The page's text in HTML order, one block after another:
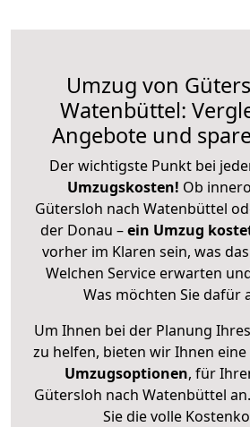
Umzug von
Watenbüttel:
Angebote und
Der wichtigste Punkt bei
Umzugskosten! Ob
Gütersloh nach Watenbüttel
der Donau –ein Umzug
vorher im Klaren sein, was
Welchen Service erwarten
Was möchten Sie dafür
Um Ihnen bei der Planung
zu helfen, bieten wir Ihnen eine
Umzugsoptionen, für
Gütersloh nach Watenbüttel
Sie die volle